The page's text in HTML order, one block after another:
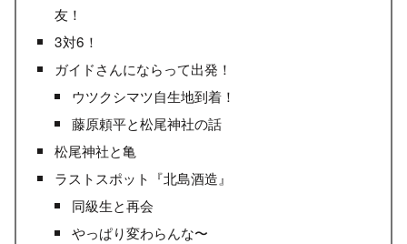
友！
3対6！
ガイドさんにならって出発！
ウツクシマツ自生地到着！
藤原頼平と松尾神社の話
松尾神社と亀
ラストスポット『北島酒造』
同級生と再会
やっぱり変わらんな〜